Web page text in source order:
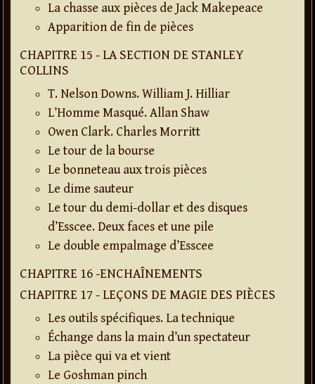
La chasse aux pièces de Jack Makepeace
Apparition de fin de pièces
CHAPITRE 15 - LA SECTION DE STANLEY
COLLINS
T. Nelson Downs. William J. Hilliar
L’Homme Masqué. Allan Shaw
Owen Clark. Charles Morritt
Le tour de la bourse
Le bonneteau aux trois pièces
Le dime sauteur
Le tour du demi-dollar et des disques
d’Esscee. Deux faces et une pile
Le double empalmage d’Esscee
CHAPITRE 16 -ENCHAÎNEMENTS
CHAPITRE 17 - LEÇONS DE MAGIE DES PIÈCES
Les outils spécifiques. La technique
Échange dans la main d’un spectateur
La pièce qui va et vient
Le Goshman pinch